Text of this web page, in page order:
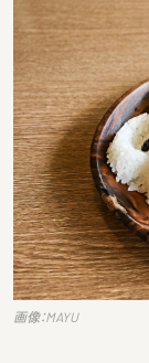
画像：MAYU